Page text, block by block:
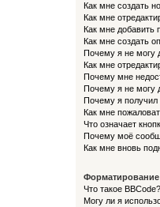
Как мне создать
Как мне
Как мне добавить
Как мне создать
Почему я не могу
Как мне
Почему мне
Почему я не могу
Почему я получил
Как мне
Что означает
Почему моё
Как мне вновь
Что такое BBCode?
Могу ли я